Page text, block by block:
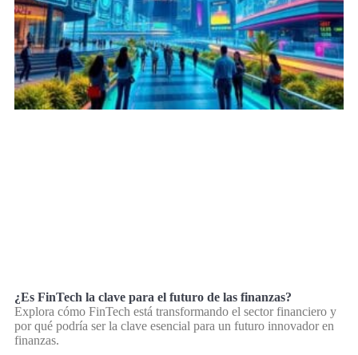
¿Es FinTech la clave para el futuro de las finanzas?
Explora cómo FinTech está transformando el sector financiero y
por qué podría ser la clave esencial para un futuro innovador en
finanzas.